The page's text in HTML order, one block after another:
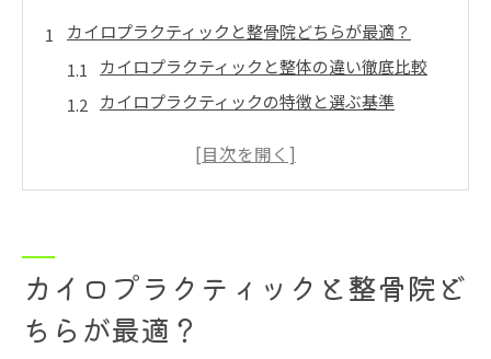
カイロプラクティックと整骨院どちらが最適？
カイロプラクティックと整体の違い徹底比較
カイロプラクティックの特徴と選ぶ基準
カイロプラクティックで期待できる改善例
カイロプラクティック院の安心基準を解説
カイロプラクティックの初回カウンセリングの
カイロプラクティックと整骨院ど
ちらが最適？